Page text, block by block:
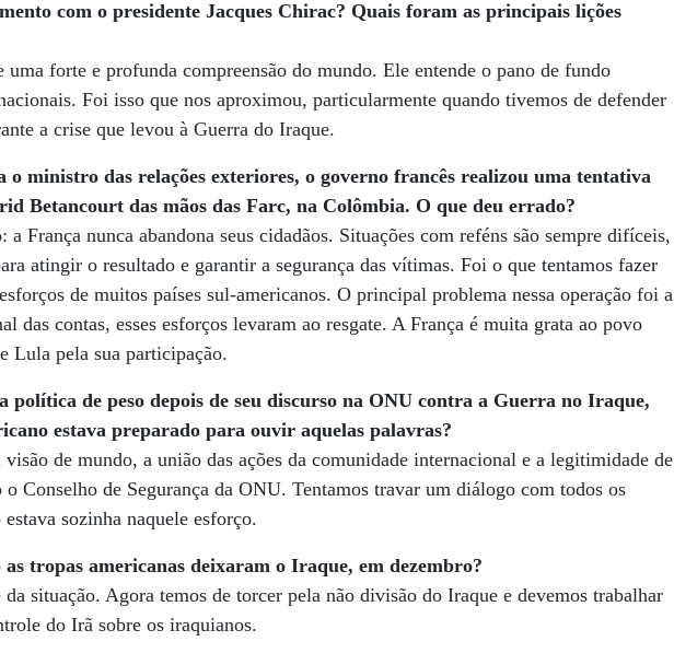
com o presidente Jacques Chirac? Quais foram as principais lições
uma forte e profunda compreensão do mundo. Ele entende o pano de fundo
Foi isso que nos aproximou, particularmente quando tivemos de defender
a crise que levou à Guerra do Iraque.
o ministro das relações exteriores, o governo francês realizou uma tentativa
Betancourt das mãos das Farc, na Colômbia. O que deu errado?
França nunca abandona seus cidadãos. Situações com reféns são sempre difíceis,
atingir o resultado e garantir a segurança das vítimas. Foi o que tentamos fazer
de muitos países sul-americanos. O principal problema nessa operação foi a
das contas, esses esforços levaram ao resgate. A França é muita grata ao povo
Lula pela sua participação.
política de peso depois de seu discurso na ONU contra a Guerra no Iraque,
estava preparado para ouvir aquelas palavras?
de mundo, a união das ações da comunidade internacional e a legitimidade de
o Conselho de Segurança da ONU. Tentamos travar um diálogo com todos os
sozinha naquele esforço.
tropas americanas deixaram o Iraque, em dezembro?
situação. Agora temos de torcer pela não divisão do Iraque e devemos trabalhar
do Irã sobre os iraquianos.